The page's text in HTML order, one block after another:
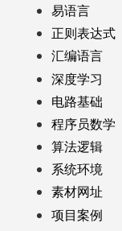
易语言
正则表达式
汇编语言
深度学习
电路基础
程序员数学
算法逻辑
系统环境
素材网址
项目案例